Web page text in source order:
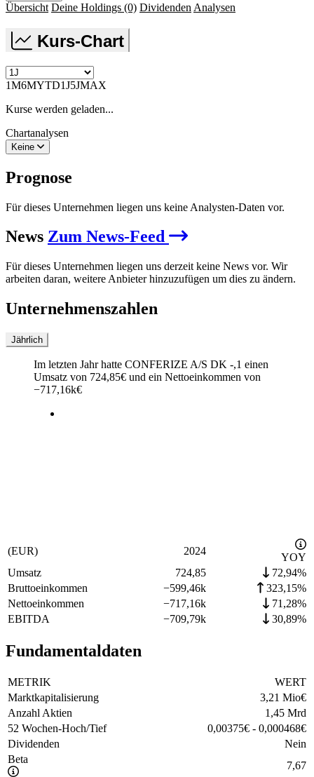
Übersicht Deine Holdings (0) Dividenden Analysen
Kurs-Chart
1M6MYTD1J5JMAX
Kurse werden geladen...
Chartanalysen
Keine
Prognose
Für dieses Unternehmen liegen uns keine Analysten-Daten vor.
News Zum News-Feed
Für dieses Unternehmen liegen uns derzeit keine News vor. Wir
arbeiten daran, weitere Anbieter hinzuzufügen um dies zu ändern.
Unternehmenszahlen
Jährlich
Im letzten Jahrhatte CONFERIZE A/S DK -,1 einen
Umsatz von 724,85€ und ein Nettoeinkommen von
−717,16k€
(EUR) 2024
YOY
Umsatz
724,85
72,94%
Bruttoeinkommen
−599,46k
323,15%
Nettoeinkommen
−717,16k
71,28%
EBITDA
−709,79k 30,89%
Fundamentaldaten
METRIK
WERT
Marktkapitalisierung
3,21 Mio€
Anzahl Aktien
1,45 Mrd
52 Wochen-Hoch/Tief
0,00375€ - 0,000468€
Dividenden
Nein
Beta
7,67